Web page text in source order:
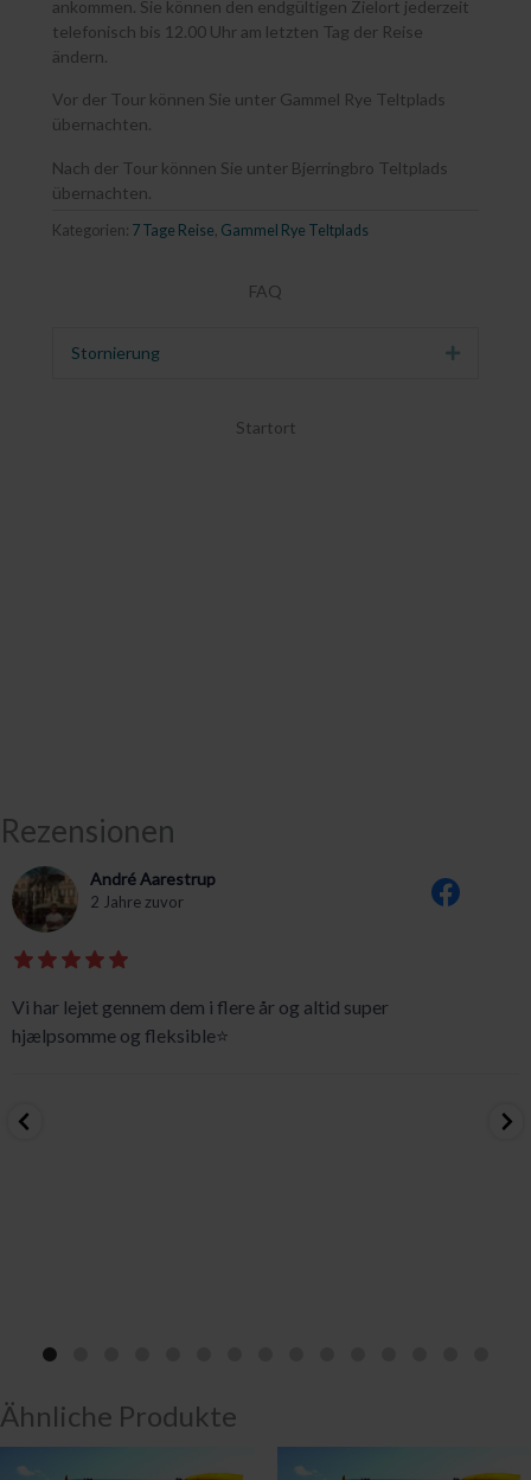
ankommen. Sie können den endgültigen Zielort jederzeit
telefonisch bis 12.00 Uhr am letzten Tag der Reise
ändern.
Vor der Tour können Sie unter Gammel Rye Teltplads
übernachten.
Nach der Tour können Sie unter Bjerringbro Teltplads
übernachten.
Kategorien: 7 Tage Reise, Gammel Rye Teltplads
FAQ
Stornierung Erweitern
Startort
Rezensionen
André Aarestrup
2 Jahre zuvor
Vi har lejet gennem dem i flere år og altid super
hjælpsomme og fleksible⭐️
Ähnliche Produkte